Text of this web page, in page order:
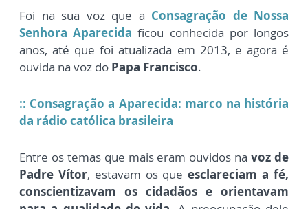
Foi na sua voz que a Consagração de Nossa
Senhora Aparecida ficou conhecida por longos
anos, até que foi atualizada em 2013, e agora é
ouvida na voz do Papa Francisco.
:: Consagração a Aparecida: marco na história
da rádio católica brasileira
Entre os temas que mais eram ouvidos navoz de
Padre Vítor, estavam os queesclareciam a fé,
conscientizavam os cidadãos e orientavam